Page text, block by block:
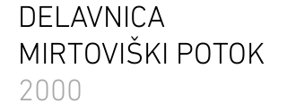
DELAVNICA
MIRTOVIŠKI POTOK
2000